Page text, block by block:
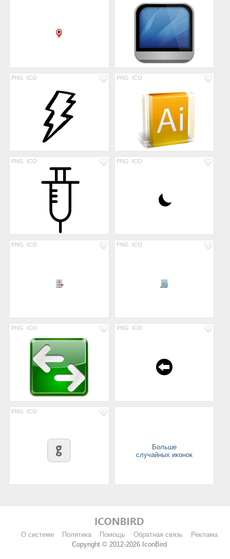
PNG ICO PNG ICO
PNG ICO PNG ICO
PNG ICO PNG ICO
PNG ICO PNG ICO
PNG ICO
Больше
случайных иконок
О системе Политика Помощь Обратная связь
Реклама
Copyright © 2012-2026 IconBird